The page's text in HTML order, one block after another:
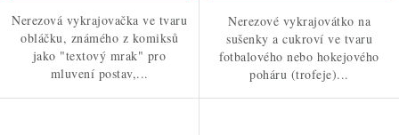
Nerezová vykrajovačka ve tvaru
obláčku, známého z komiksů
jako "textový mrak" pro
mluvení postav,...
Nerezové vykrajovátko na
sušenky a cukroví ve tvaru
fotbalového nebo hokejového
poháru (trofeje)...